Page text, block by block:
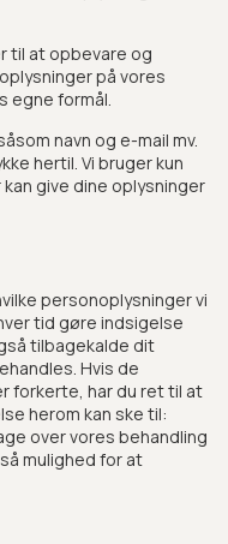
til at opbevare og
på vores
egne formål.
navn og e-mail mv.
hertil. Vi bruger kun
give dine oplysninger
personoplysninger vi
tid gøre indsigelse
tilbagekalde dit
Hvis de
forkerte, har du ret til at
herom kan ske til:
over vores behandling
mulighed for at